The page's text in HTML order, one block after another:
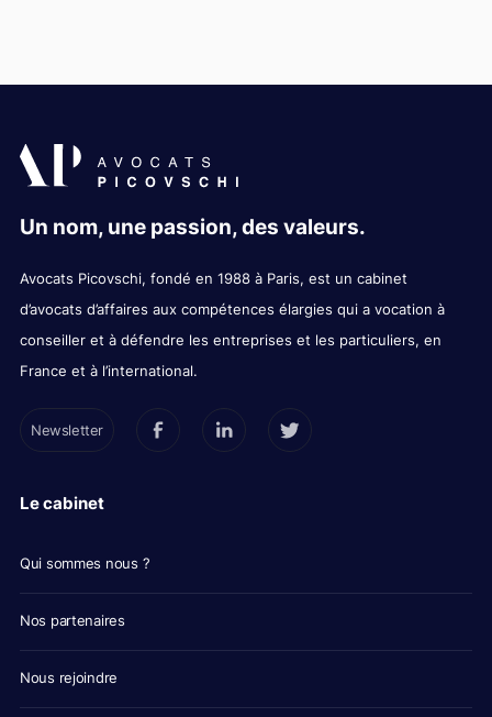
Un nom, une passion, des valeurs.
Avocats Picovschi, fondé en 1988 à Paris, est un cabinet
d’avocats d’affaires aux compétences élargies qui a vocation à
conseiller et à défendre les entreprises et les particuliers, en
France et à l’international.
Newsletter
Le cabinet
Qui sommes nous ?
Nos partenaires
Nous rejoindre